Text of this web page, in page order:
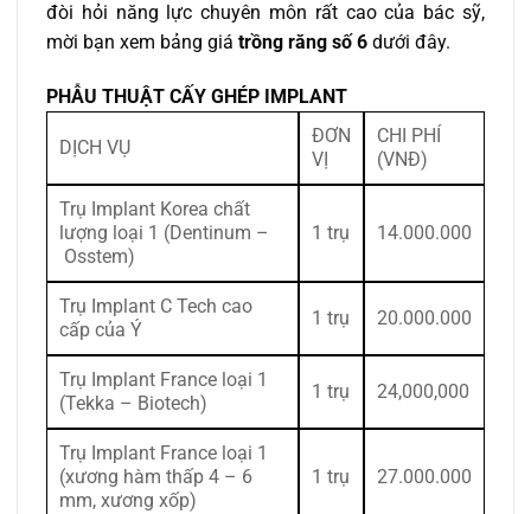
đòi hỏi năng lực chuyên môn rất cao của bác sỹ,
mời bạn xem bảng giá trồng răng số 6 dưới đây.
PHẪU THUẬT CẤY GHÉP IMPLANT
DỊCH VỤ
ĐƠN
VỊ
CHI PHÍ
(VNĐ)
Trụ Implant Korea chất
lượng loại 1 (Dentinum –
Osstem)
1 trụ 14.000.000
Trụ Implant C Tech cao
cấp của Ý
1 trụ 20.000.000
Trụ Implant France loại 1
(Tekka – Biotech)
1 trụ 24,000,000
Trụ Implant France loại 1
(xương hàm thấp 4 – 6
mm, xương xốp)
1 trụ 27.000.000